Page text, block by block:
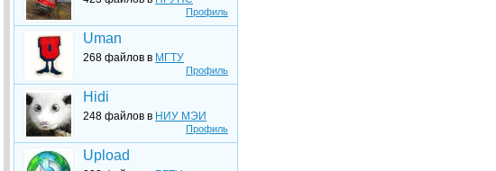
Профиль
Профиль
Uman
268 файлов в МГТУ
Профиль
Hidi
248 файлов в НИУ МЭИ
Upload